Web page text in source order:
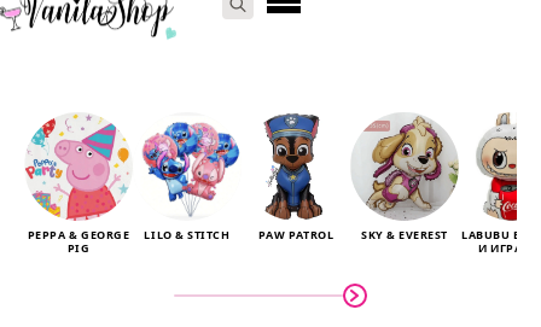
PEPPA & GEORGE
PIG
LILO & STITCH PAW PATROL SKY & EVEREST
LABUBU
И